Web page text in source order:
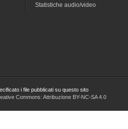
Statistiche audio/video
i file pubblicati su questo sito
Commons: Attribuzione BY-NC-SA 4.0